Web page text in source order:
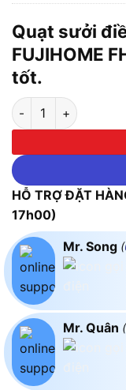
Quạt sưởi
FUJIHOME
tốt.
Quạt sưởi điều hòa
HỖ TRỢ ĐẶT
17h00)
Mr. Song (
Mr. Quân (